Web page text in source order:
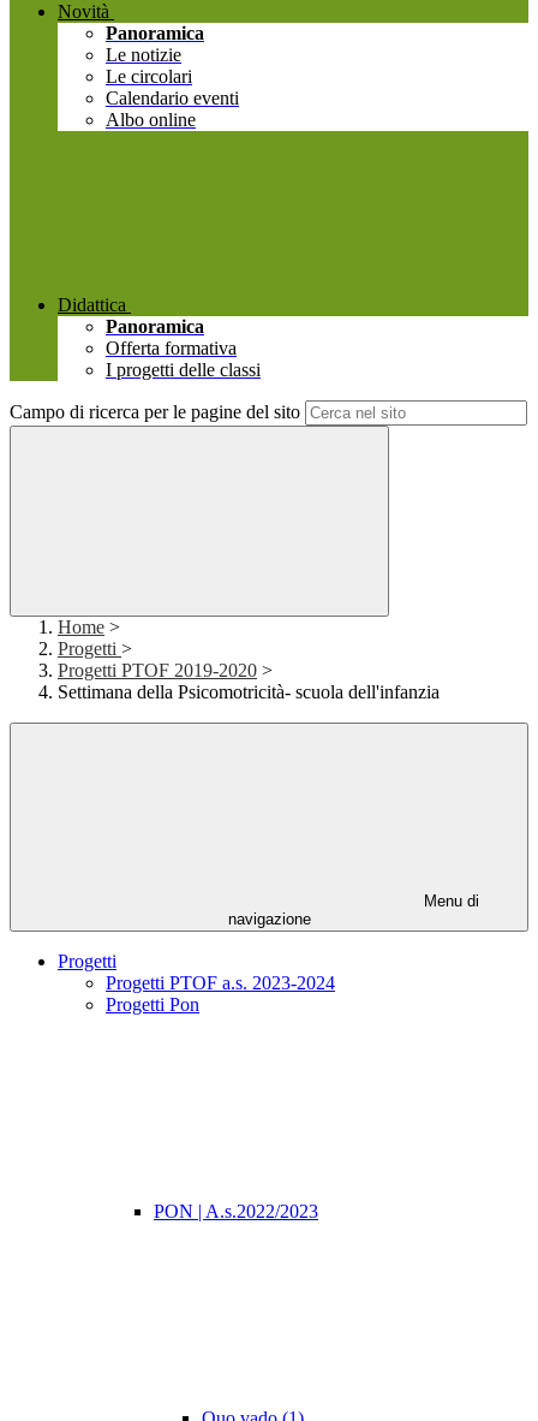
Novità
Panoramica
Le notizie
Le circolari
Calendario eventi
Albo online
Didattica
Panoramica
Offerta formativa
I progetti delle classi
Campo di ricerca per le pagine del sito
Home >
Progetti >
Progetti PTOF 2019-2020 >
Settimana della Psicomotricità- scuola dell'infanzia
Menu di
navigazione
Progetti
Progetti PTOF a.s. 2023-2024
Progetti Pon
PON | A.s.2022/2023